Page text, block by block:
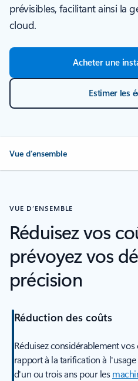
prévisibles, facilitant ainsi la
cloud.
Acheter une
Estimer les
Vue d’ensemble
VUE D’ENSEMBLE
Réduisez vos
prévoyez vos
précision
Réduction des coûts
Réduisez considérablement
rapport à la tarification à
d'un ou trois ans pour les